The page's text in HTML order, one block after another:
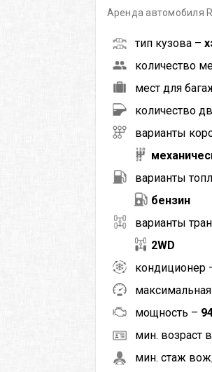
Аренда автомобиля
тип кузова –
количество
мест для
количество
варианты
варианты
бензин
варианты
2WD
кондиционер
мощность –
мин. возраст
мин. стаж